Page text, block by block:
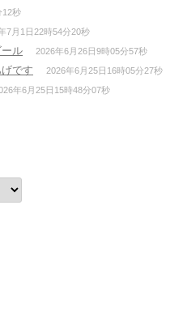
12秒
7月1日22時54分20秒
ル 2026年6月26日9時05分57秒
です 2026年6月25日16時05分27秒
年6月25日15時48分07秒